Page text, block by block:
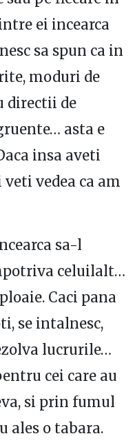
ei incearca
sa spun ca in
moduri de
directii de
asta e
insa aveti
vedea ca am
sa-l
celuilalt…
Caci pana
se intalnesc,
lucrurile…
cei care au
si prin fumul
ales o tabara.